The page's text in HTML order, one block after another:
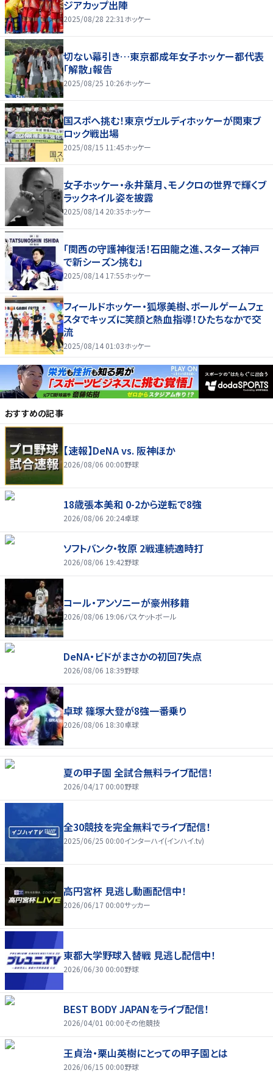
ジアカップ出陣
2025/08/28 22:31 ホッケー
切ない幕引き…東京都成年女子ホッケー都代表
「解散」報告
2025/08/25 10:26ホッケー
国スポへ挑む！東京ヴェルディホッケーが関東ブ
ロック戦出場
2025/08/15 11:45ホッケー
女子ホッケー・永井葉月、モノクロの世界で輝くブ
ラックネイル姿を披露
2025/08/14 20:35ホッケー
「関西の守護神復活！石田龍之進、スターズ神戸
で新シーズン挑む」
2025/08/14 17:55ホッケー
フィールドホッケー・狐塚美樹、ボールゲームフェ
スタでキッズに笑顔と熱血指導！ひたちなかで交
流
2025/08/14 01:03ホッケー
おすすめの記事
【速報】DeNA vs. 阪神ほか
2026/08/06 00:00野球
18歳張本美和 0-2から逆転で8強
2026/08/06 20:24卓球
ソフトバンク・牧原 2戦連続適時打
2026/08/06 19:42野球
コール・アンソニーが豪州移籍
2026/08/06 19:06バスケットボール
DeNA・ビドがまさかの初回7失点
2026/08/06 18:39野球
卓球 篠塚大登が8強一番乗り
2026/08/06 18:30卓球
夏の甲子園 全試合無料ライブ配信！
2026/04/17 00:00野球
全30競技を完全無料でライブ配信！
2025/06/25 00:00インターハイ(インハイ.tv)
高円宮杯 見逃し動画配信中！
2026/06/17 00:00サッカー
東都大学野球入替戦 見逃し配信中！
2026/06/30 00:00野球
BEST BODY JAPANをライブ配信！
2026/04/01 00:00その他競技
王貞治・栗山英樹にとっての甲子園とは
2026/06/15 00:00野球